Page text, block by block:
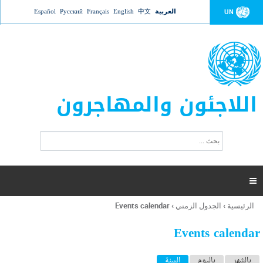
Jump to navigation UN العربية 中文
English
Français
Русский
Español
اللاجئون والمهاجرون
ت
ر
ل
ح
ب

أنت
هنا
الرئيسية › الجدول الزمني ›
Events calendar
Events calendar